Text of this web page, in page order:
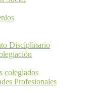
Disciplinario
colegiados
Profesionales